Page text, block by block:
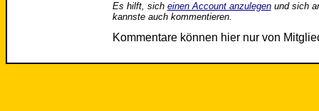
Es hilft, sich einen Account anzulegenund sich
kannste auch kommentieren.
Kommentare können hier nur von